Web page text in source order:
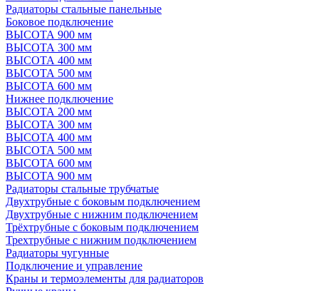
Радиаторы стальные панельные
Боковое подключение
ВЫСОТА 900 мм
ВЫСОТА 300 мм
ВЫСОТА 400 мм
ВЫСОТА 500 мм
ВЫСОТА 600 мм
Нижнее подключение
ВЫСОТА 200 мм
ВЫСОТА 300 мм
ВЫСОТА 400 мм
ВЫСОТА 500 мм
ВЫСОТА 600 мм
ВЫСОТА 900 мм
Радиаторы стальные трубчатые
Двухтрубные с боковым подключением
Двухтрубные с нижним подключением
Трёхтрубные с боковым подключением
Трехтрубные с нижним подключением
Радиаторы чугунные
Подключение и управление
Краны и термоэлементы для радиаторов